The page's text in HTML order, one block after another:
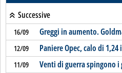
Successive
16/09 Greggi in aumento.
12/09 Paniere Opec, calo di
11/09 Venti di guerra spingono